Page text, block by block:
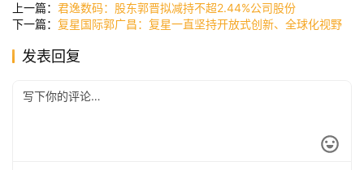
快
公
上一篇： 君逸数码：股东郭晋拟减持不超2.44%公司股份
下一篇： 复星国际郭广昌：复星一直坚持开放式创新、全球化视野
发表回复